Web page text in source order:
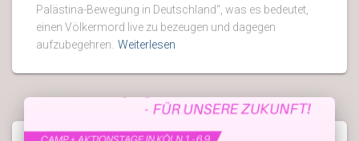
Palästina-Bewegung in Deutschland“, was es bedeutet,
einen Völkermord live zu bezeugen und dagegen
aufzubegehren. Weiterlesen